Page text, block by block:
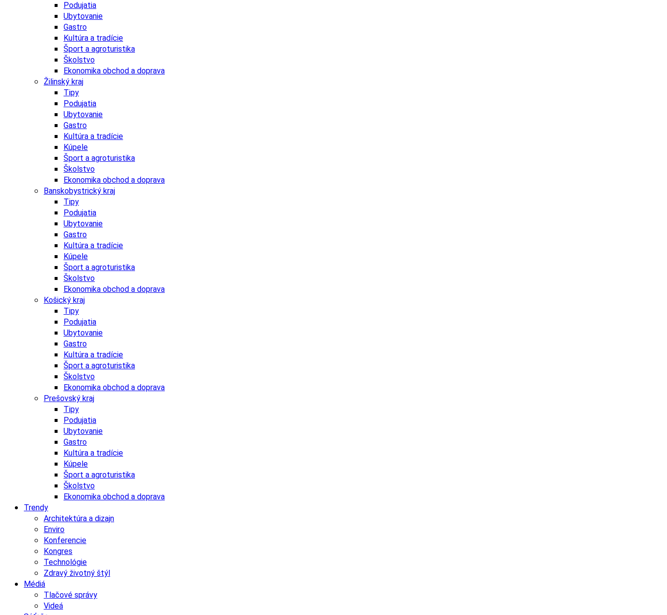
Podujatia
Ubytovanie
Gastro
Kultúra a tradície
Šport a agroturistika
Školstvo
Ekonomika obchod a doprava
Žilinský kraj
Tipy
Podujatia
Ubytovanie
Gastro
Kultúra a tradície
Kúpele
Šport a agroturistika
Školstvo
Ekonomika obchod a doprava
Banskobystrický kraj
Tipy
Podujatia
Ubytovanie
Gastro
Kultúra a tradície
Kúpele
Šport a agroturistika
Školstvo
Ekonomika obchod a doprava
Košický kraj
Tipy
Podujatia
Ubytovanie
Gastro
Kultúra a tradície
Šport a agroturistika
Školstvo
Ekonomika obchod a doprava
Prešovský kraj
Tipy
Podujatia
Ubytovanie
Gastro
Kultúra a tradície
Kúpele
Šport a agroturistika
Školstvo
Ekonomika obchod a doprava
Trendy
Architektúra a dizajn
Enviro
Konferencie
Kongres
Technológie
Zdravý životný štýl
Médiá
Tlačové správy
Videá